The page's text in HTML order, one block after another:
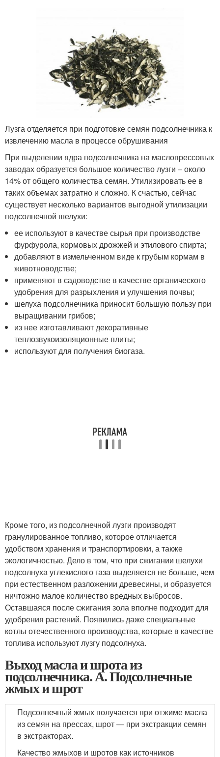
Лузга отделяется при подготовке семян подсолнечника к
извлечению масла в процессе обрушивания
При выделении ядра подсолнечника на маслопрессовых
заводах образуется большое количество лузги – около
14% от общего количества семян. Утилизировать ее в
таких объемах затратно и сложно. К счастью, сейчас
существует несколько вариантов выгодной утилизации
подсолнечной шелухи:
ее используют в качестве сырья при производстве
фурфурола, кормовых дрожжей и этилового спирта;
добавляют в измельченном виде к грубым кормам в
животноводстве;
применяют в садоводстве в качестве органического
удобрения для разрыхления и улучшения почвы;
шелуха подсолнечника приносит большую пользу при
выращивании грибов;
из нее изготавливают декоративные
теплозвукоизоляционные плиты;
используют для получения биогаза.
Кроме того, из подсолнечной лузги производят
гранулированное топливо, которое отличается
удобством хранения и транспортировки, а также
экологичностью. Дело в том, что при сжигании шелухи
подсолнуха углекислого газа выделяется не больше, чем
при естественном разложении древесины, и образуется
ничтожно малое количество вредных выбросов.
Оставшаяся после сжигания зола вполне подходит для
удобрения растений. Появились даже специальные
котлы отечественного производства, которые в качестве
топлива используют лузгу подсолнуха.
Выход масла и шрота из
подсолнечника. А. Подсолнечные
жмых и шрот
Подсолнечный жмых получается при отжиме масла
из семян на прессах, шрот — при экстракции семян
в экстракторах.
Качество жмыхов и шротов как источников